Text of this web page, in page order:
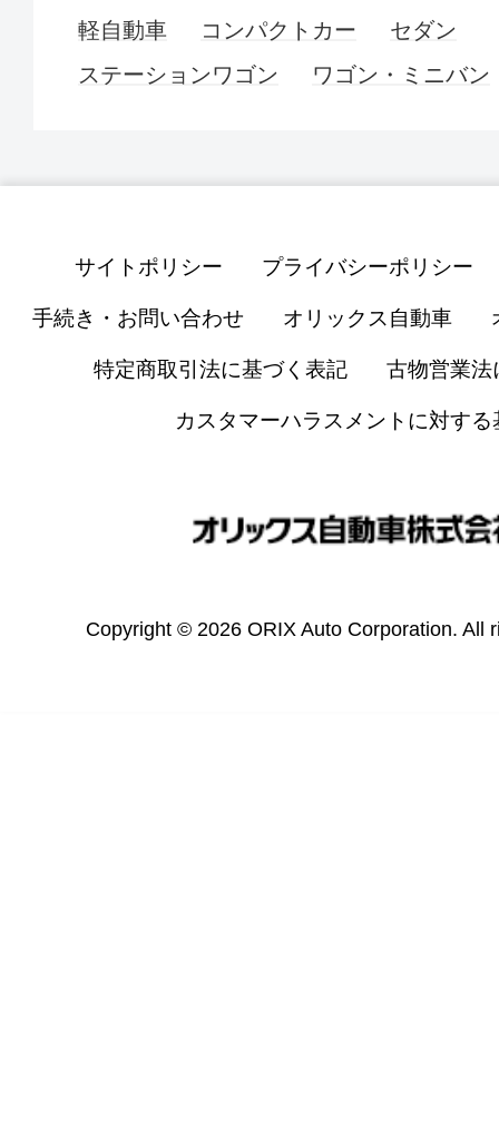
軽自動車 コンパクトカー
セダン
ステーションワゴン
ワゴン・ミニバン
サイトポリシー プライバシーポリシー
手続き・お問い合わせ オリックス自動車
特定商取引法に基づく表記 古物営業法
カスタマーハラスメントに対する
Copyright © 2026 ORIX Auto Corporation. All